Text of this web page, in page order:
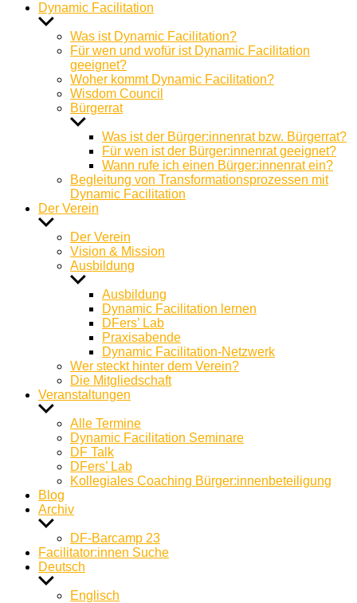
Dynamic Facilitation
Untermenü
anzeigenWas ist Dynamic Facilitation?
Für wen und wofür ist Dynamic Facilitation
geeignet?
Woher kommt Dynamic Facilitation?
Wisdom Council
Bürgerrat
Untermenü
anzeigenWas ist der Bürger:innenrat bzw. Bürgerrat?
Für wen ist der Bürger:innenrat geeignet?
Wann rufe ich einen Bürger:innenrat ein?
Begleitung von Transformationsprozessen mit
Dynamic Facilitation
Der Verein
Untermenü
anzeigenDer Verein
Vision & Mission
Ausbildung
Untermenü
anzeigenAusbildung
Dynamic Facilitation lernen
DFers’ Lab
Praxisabende
Dynamic Facilitation-Netzwerk
Wer steckt hinter dem Verein?
Die Mitgliedschaft
Veranstaltungen
Untermenü
anzeigenAlle Termine
Dynamic Facilitation Seminare
DF Talk
DFers’ Lab
Kollegiales Coaching Bürger:innenbeteiligung
Blog
Archiv
Untermenü
anzeigenDF-Barcamp 23
Facilitator:innen Suche
Deutsch
Untermenü
anzeigenEnglisch